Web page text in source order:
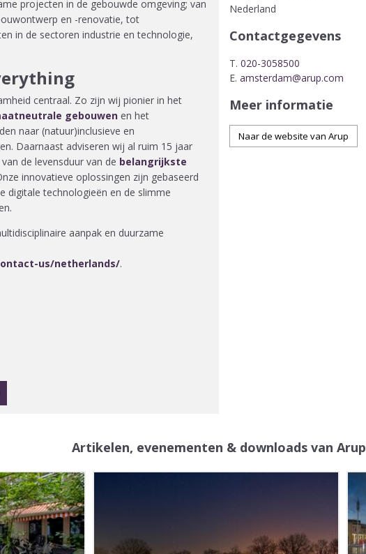
projecten in de gebouwde omgeving; van
en -renovatie, tot
in de sectoren industrie en technologie,
centraal. Zo zijn wij pionier in het
gebouwen en het
naar (natuur)inclusieve en
Daarnaast adviseren wij al ruim 15 jaar
de levensduur van de belangrijkste
innovatieve oplossingen zijn gebaseerd
digitale technologieën en de slimme
aanpak en duurzame
us/netherlands/.
Nederland
Contactgegevens
T. 020-3058500
E. amsterdam@arup.com
Meer informatie
Naar de website van Arup
Artikelen, evenementen & downloads van Arup